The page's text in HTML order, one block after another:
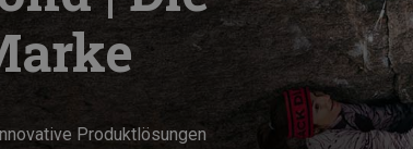
Produktlösungen